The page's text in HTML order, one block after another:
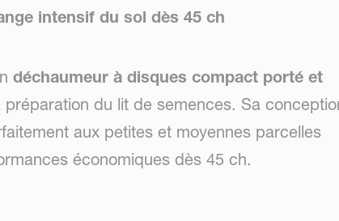
intensif du sol dès 45 ch
déchaumeur à disques compact porté et
du lit de semences. Sa
aux petites et moyennes parcelles
économiques dès 45 ch.